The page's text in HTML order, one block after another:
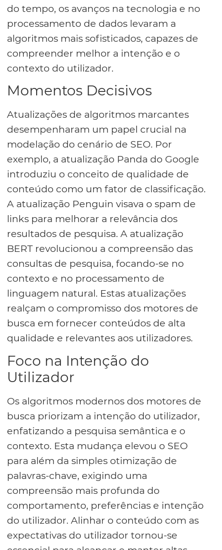
do tempo, os avanços na tecnologia e no
processamento de dados levaram a
algoritmos mais sofisticados, capazes de
compreender melhor a intenção e o
contexto do utilizador.
Momentos Decisivos
Atualizações de algoritmos marcantes
desempenharam um papel crucial na
modelação do cenário de SEO. Por
exemplo, a atualização Panda do Google
introduziu o conceito de qualidade de
conteúdo como um fator de classificação.
A atualização Penguin visava o spam de
links para melhorar a relevância dos
resultados de pesquisa. A atualização
BERT revolucionou a compreensão das
consultas de pesquisa, focando-se no
contexto e no processamento de
linguagem natural. Estas atualizações
realçam o compromisso dos motores de
busca em fornecer conteúdos de alta
qualidade e relevantes aos utilizadores.
Foco na Intenção do
Utilizador
Os algoritmos modernos dos motores de
busca priorizam a intenção do utilizador,
enfatizando a pesquisa semântica e o
contexto. Esta mudança elevou o SEO
para além da simples otimização de
palavras-chave, exigindo uma
compreensão mais profunda do
comportamento, preferências e intenção
do utilizador. Alinhar o conteúdo com as
expectativas do utilizador tornou-se